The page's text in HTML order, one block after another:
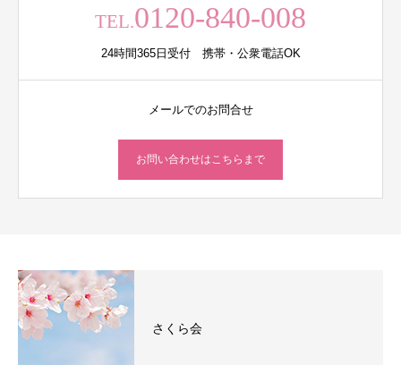
TEL.0120-840-008
24時間365日受付 携帯・公衆電話OK
メールでのお問合せ
お問い合わせはこちらまで
さくら会